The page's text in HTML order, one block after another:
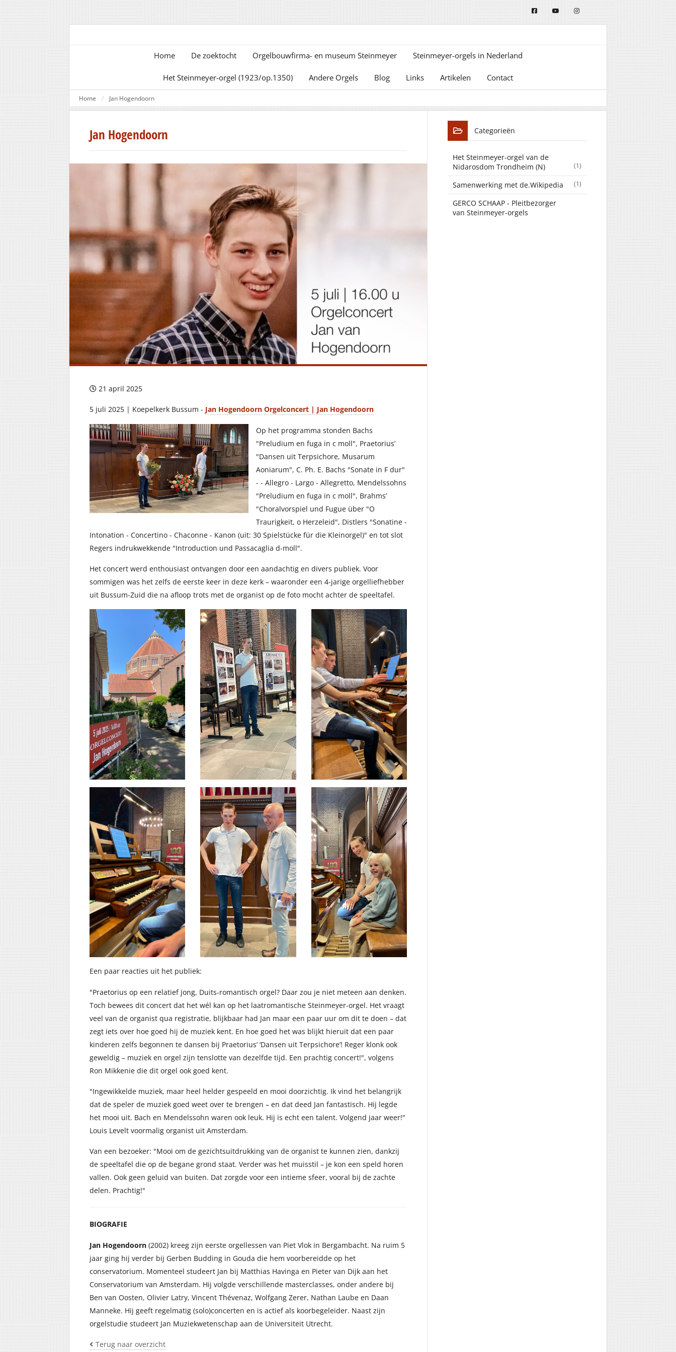
Home De zoektocht Orgelbouwfirma- en museum Steinmeyer Steinmeyer-orgels in Nederland
Het Steinmeyer-orgel (1923/op.1350) Andere Orgels Blog Links Artikelen Contact
Home Jan Hogendoorn
Jan Hogendoorn
21 april 2025
5 juli 2025 | Koepelkerk Bussum - Jan Hogendoorn Orgelconcert | Jan Hogendoorn
Op het programma stonden Bachs
"Preludium en fuga in c moll", Praetorius’
"Dansen uit Terpsichore, Musarum
Aoniarum", C. Ph. E. Bachs "Sonate in F dur"
- - Allegro - Largo - Allegretto, Mendelssohns
"Preludium en fuga in c moll", Brahms’
"Choralvorspiel und Fugue über "O
Traurigkeit, o Herzeleid", Distlers "Sonatine -
Intonation - Concertino - Chaconne - Kanon (uit: 30 Spielstücke für die Kleinorgel)" en tot slot
Regers indrukwekkende "Introduction und Passacaglia d-moll".
Het concert werd enthousiast ontvangen door een aandachtig en divers publiek. Voor
sommigen was het zelfs de eerste keer in deze kerk – waaronder een 4-jarige orgelliefhebber
uit Bussum-Zuid die na afloop trots met de organist op de foto mocht achter de speeltafel.
Een paar reacties uit het publiek:
"Praetorius op een relatief jong, Duits-romantisch orgel? Daar zou je niet meteen aan denken.
Toch bewees dit concert dat het wél kan op het laatromantische Steinmeyer-orgel. Het vraagt
veel van de organist qua registratie, blijkbaar had Jan maar een paar uur om dit te doen – dat
zegt iets over hoe goed hij de muziek kent. En hoe goed het was blijkt hieruit dat een paar
kinderen zelfs begonnen te dansen bij Praetorius’ ‘Dansen uit Terpsichore’! Reger klonk ook
geweldig – muziek en orgel zijn tenslotte van dezelfde tijd. Een prachtig concert!", volgens
Ron Mikkenie die dit orgel ook goed kent.
"Ingewikkelde muziek, maar heel helder gespeeld en mooi doorzichtig. Ik vind het belangrijk
dat de speler de muziek goed weet over te brengen – en dat deed Jan fantastisch. Hij legde
het mooi uit. Bach en Mendelssohn waren ook leuk. Hij is echt een talent. Volgend jaar weer!"
Louis Levelt voormalig organist uit Amsterdam.
Van een bezoeker: "Mooi om de gezichtsuitdrukking van de organist te kunnen zien, dankzij
de speeltafel die op de begane grond staat. Verder was het muisstil – je kon een speld horen
vallen. Ook geen geluid van buiten. Dat zorgde voor een intieme sfeer, vooral bij de zachte
delen. Prachtig!"
BIOGRAFIE
Jan Hogendoorn (2002) kreeg zijn eerste orgellessen van Piet Vlok in Bergambacht. Na ruim 5
jaar ging hij verder bij Gerben Budding in Gouda die hem voorbereidde op het
conservatorium. Momenteel studeert Jan bij Matthias Havinga en Pieter van Dijk aan het
Conservatorium van Amsterdam. Hij volgde verschillende masterclasses, onder andere bij
Ben van Oosten, Olivier Latry, Vincent Thévenaz, Wolfgang Zerer, Nathan Laube en Daan
Manneke. Hij geeft regelmatig (solo)concerten en is actief als koorbegeleider. Naast zijn
orgelstudie studeert Jan Muziekwetenschap aan de Universiteit Utrecht.
Terug naar overzicht
Categorieën
Het Steinmeyer-orgel van de
Nidarosdom Trondheim (N)
(1)
Samenwerking met de.Wikipedia (1)
GERCO SCHAAP - Pleitbezorger
van Steinmeyer-orgels